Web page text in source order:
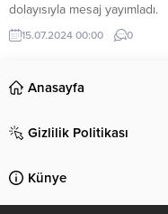
dolayısıyla mesaj yayımladı.
15.07.2024 00:00 0
Anasayfa
Gizlilik Politikası
Künye